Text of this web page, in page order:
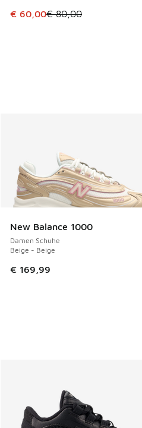
Dieser Artikel ist im Sale.
€ 60,00€ 80,00
New Balance 1000
Damen Schuhe
Beige - Beige
€ 169,99